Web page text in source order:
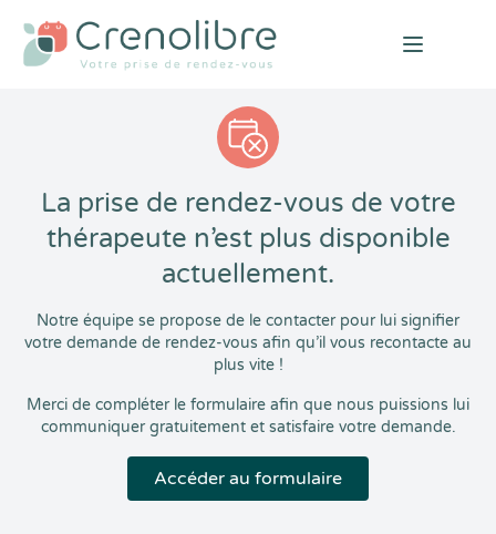
Open
La prise de rendez-vous de votre
thérapeute n’est plus disponible
actuellement.
Notre équipe se propose de le contacter pour lui signifier
votre demande de rendez-vous afin qu’il vous recontacte au
plus vite !
Merci de compléter le formulaire afin que nous puissions lui
communiquer gratuitement et satisfaire votre demande.
Accéder au formulaire